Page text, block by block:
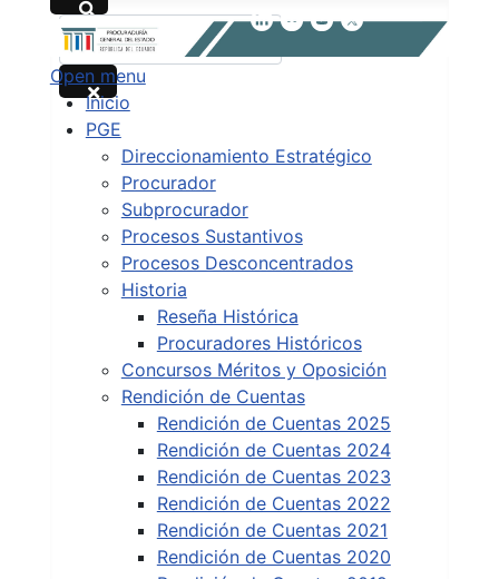
Buscar
Type 2 or more characters for results.
Open menu
Inicio
PGE
Direccionamiento Estratégico
Procurador
Subprocurador
Procesos Sustantivos
Procesos Desconcentrados
Historia
Reseña Histórica
Procuradores Históricos
Concursos Méritos y Oposición
Rendición de Cuentas
Rendición de Cuentas 2025
Rendición de Cuentas 2024
Rendición de Cuentas 2023
Rendición de Cuentas 2022
Rendición de Cuentas 2021
Rendición de Cuentas 2020